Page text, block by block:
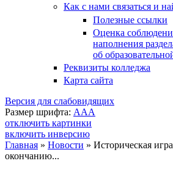
Как с нами связаться и
Полезные ссылки
Оценка
наполнения
об
Реквизиты колледжа
Карта сайта
Версия для слабовидящих
Размер шрифта: AAA
отключить картинки
включить инверсию
Вы здесь
Главная » Новости » Историческая
окончанию...